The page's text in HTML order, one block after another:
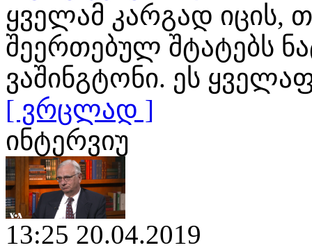
ყველამ კარგად იცის,
შეერთებულ შტატებს
ვაშინგტონი. ეს
[ ვრცლად ]
ინტერვიუ
13:25 20.04.2019